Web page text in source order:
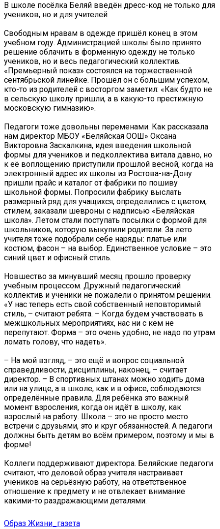
В школе посёлка Беляй введён дресс-код не только для
учеников, но и для учителей
Свободным нравам в одежде пришёл конец в этом
учебном году. Администрацией школы было принято
решение облачить в форменную одежду не только
учеников, но и весь педагогический коллектив.
«Премьерный показ» состоялся на торжественной
сентябрьской линейке. Прошёл он с большим успехом,
кто-то из родителей с восторгом заметил: «Как будто не
в сельскую школу пришли, а в какую-то престижную
московскую гимназию».
Педагоги тоже довольны переменами. Как рассказала
нам директор МБОУ «Беляйская ООШ» Оксана
Викторовна Заскалкина, идея введения школьной
формы для учеников и педколлектива витала давно, но
к её воплощению приступили прошлой весной, когда на
электронный адрес их школы из Ростова-на-Дону
пришли прайс и каталог от фабрики по пошиву
школьной формы. Попросили фабрику выслать
размерный ряд для учащихся, определились с цветом,
стилем, заказали шевроны с надписью «Беляйская
школа». Летом стали поступать посылки с формой для
школьников, которую выкупили родители. За лето
учителя тоже подобрали себе наряды: платье или
костюм, фасон – на выбор. Единственное условие – это
синий цвет и офисный стиль.
Новшество за минувший месяц прошло проверку
учебным процессом. Дружный педагогический
коллектив и ученики не пожалели о принятом решении.
«У нас теперь есть свой собственный неповторимый
стиль, – считают ребята. – Когда будем участвовать в
межшкольных мероприятиях, нас ни с кем не
перепутают. Форма – это очень удобно, не надо по утрам
ломать голову, что надеть».
– На мой взгляд, – это ещё и вопрос социальной
справедливости, дисциплины, наконец, – считает
директор. – В спортивных штанах можно ходить дома
или на улице, а в школе, как и в офисе, соблюдаются
определённые правила. Для ребёнка это важный
момент взросления, когда он идёт в школу, как
взрослый на работу. Школа – это не просто место
встречи с друзьями, это и круг обязанностей. А педагоги
должны быть детям во всём примером, поэтому и мы в
форме!
Коллеги поддерживают директора. Беляйские педагоги
считают, что деловой образ учителя настраивает
учеников на серьёзную работу, на ответственное
отношение к предмету и не отвлекает внимание
какими-то раздражающими деталями.
Образ Жизни_газета